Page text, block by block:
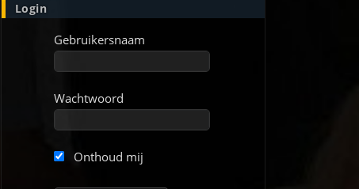
Login
Gebruikersnaam
Wachtwoord
Onthoud mij